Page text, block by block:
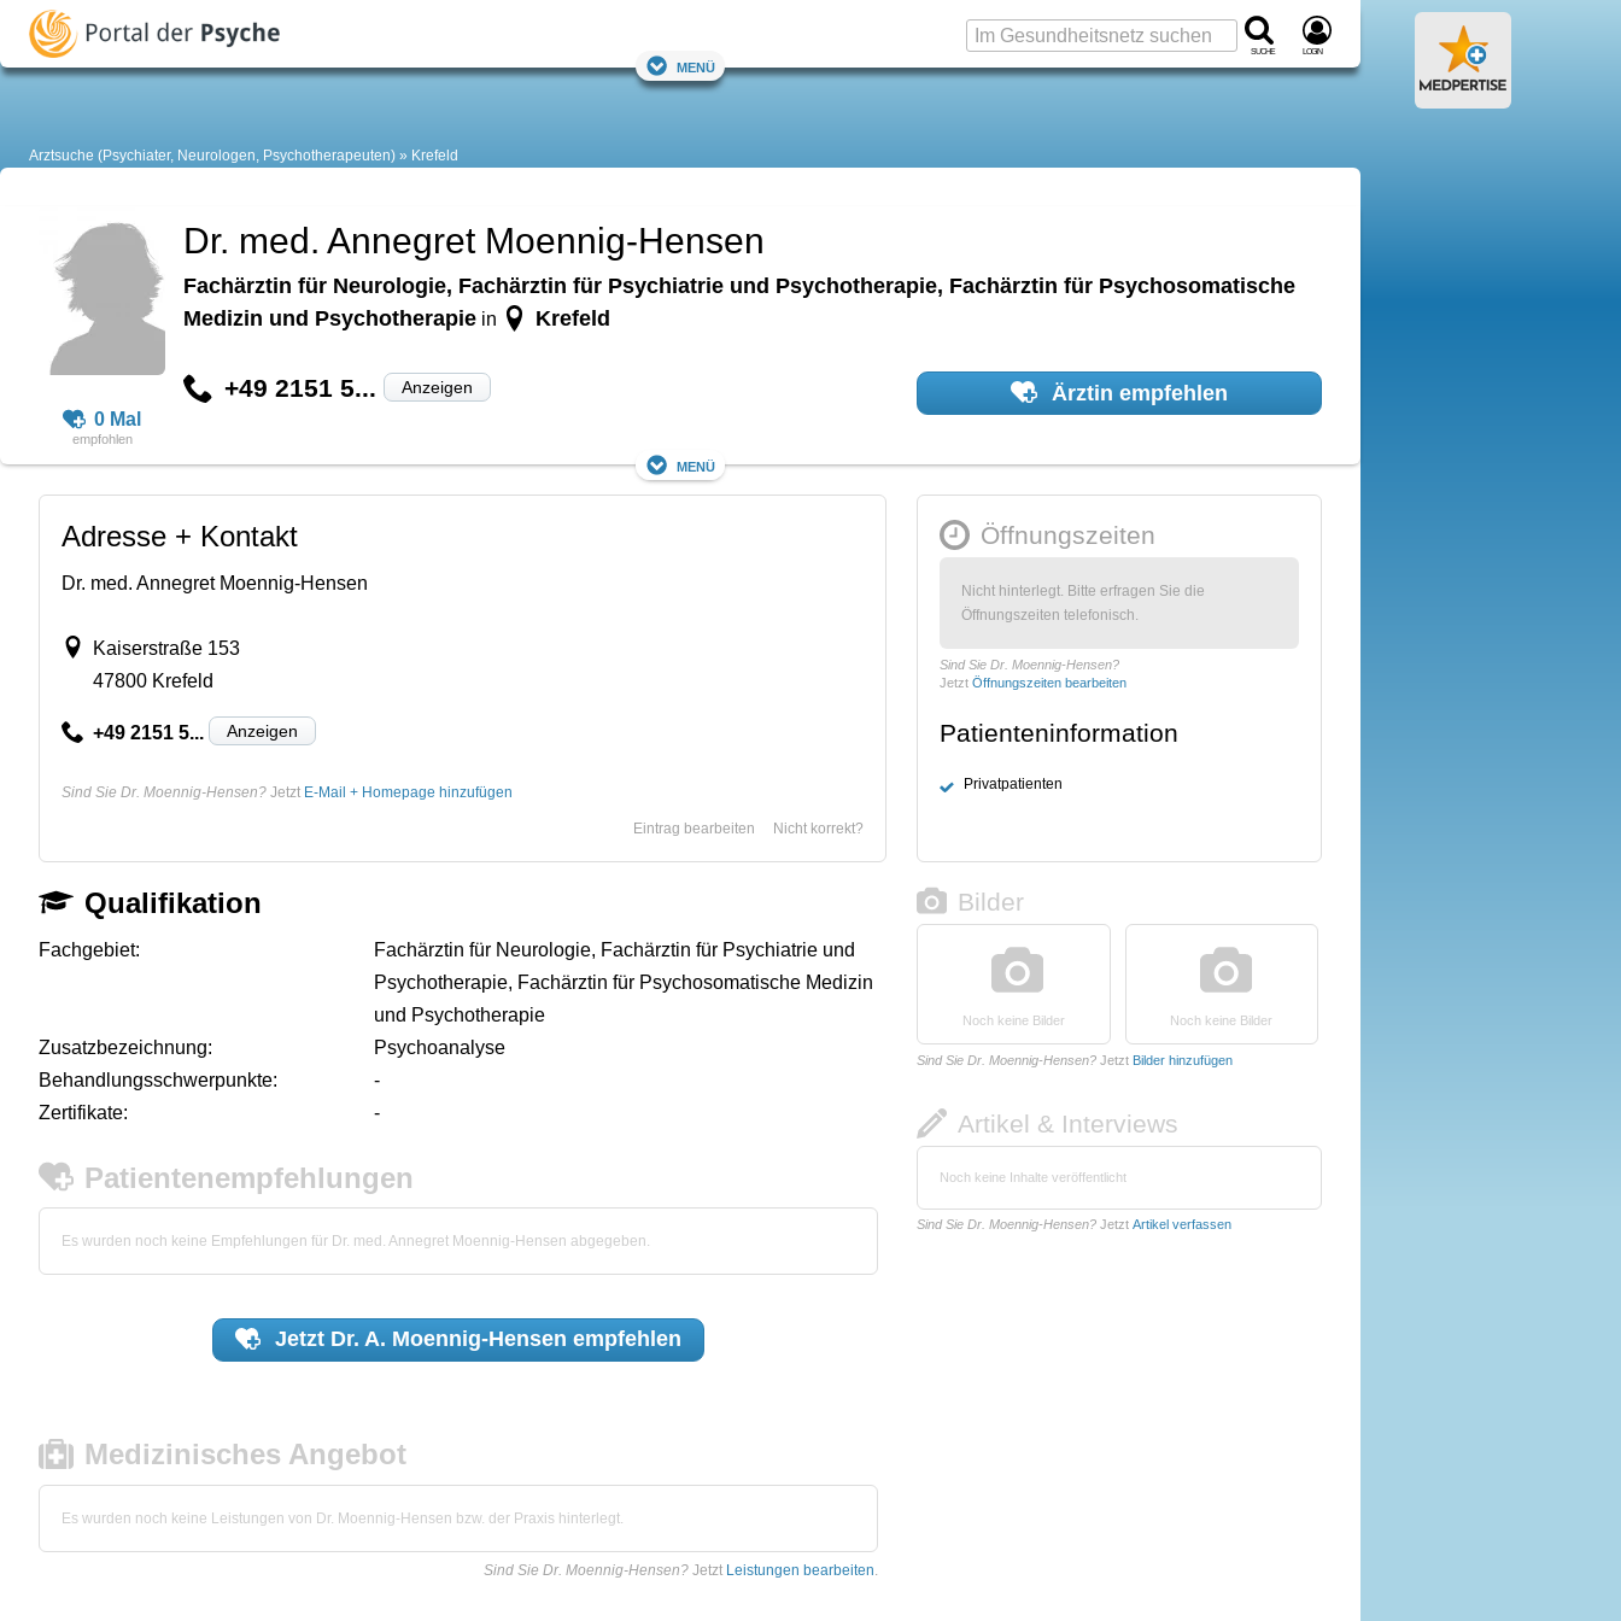
Suche Login
Menü
Arztsuche (Psychiater, Neurologen, Psychotherapeuten) Krefeld
0 Mal
Dr. med. Annegret Moennig-Hensen
Fachärztin für Neurologie, Fachärztin für Psychiatrie und Psychotherapie, Fachärztin für Psychosomatische
Medizin und Psychotherapie in Krefeld
+49 2151 5... Anzeigen Ärztin empfehlen
Menü
Adresse + Kontakt
Dr. med. Annegret Moennig-Hensen
Kaiserstraße 153
47800 Krefeld
+49 2151 5... Anzeigen
Sind Sie Dr. Moennig-Hensen? Jetzt E-Mail + Homepage hinzufügen
Nicht korrekt?
Eintrag bearbeiten
Öffnungszeiten
Nicht hinterlegt. Bitte erfragen Sie die
Öffnungszeiten telefonisch.
Sind Sie Dr. Moennig-Hensen?
Jetzt Öffnungszeiten bearbeiten
Patienteninformation
Privatpatienten
Qualifikation
Fachgebiet:
Fachärztin für Neurologie, Fachärztin für Psychiatrie und
Psychotherapie, Fachärztin für Psychosomatische Medizin
und Psychotherapie
Zusatzbezeichnung:
Psychoanalyse
Behandlungsschwerpunkte:
-
Zertifikate:
-
Patientenempfehlungen
Es wurden noch keine Empfehlungen für Dr. med. Annegret Moennig-Hensen abgegeben.
Jetzt Dr. A. Moennig-Hensen empfehlen
Medizinisches Angebot
Es wurden noch keine Leistungen von Dr. Moennig-Hensen bzw. der Praxis hinterlegt.
Sind Sie Dr. Moennig-Hensen? Jetzt Leistungen bearbeiten.
Bilder
Noch keine Bilder Noch keine Bilder
Sind Sie Dr. Moennig-Hensen? Jetzt Bilder hinzufügen
Artikel & Interviews
Noch keine Inhalte veröffentlicht
Sind Sie Dr. Moennig-Hensen? Jetzt Artikel verfassen